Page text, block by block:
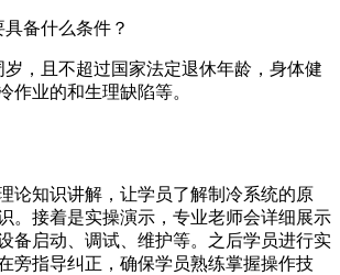
备什么条件？
岁，且不超过国家法定退休年龄，身体健
作业的和生理缺陷等。
论知识讲解，让学员了解制冷系统的原
。接着是实操演示，专业老师会详细展示
备启动、调试、维护等。之后学员进行实
旁指导纠正，确保学员熟练掌握操作技